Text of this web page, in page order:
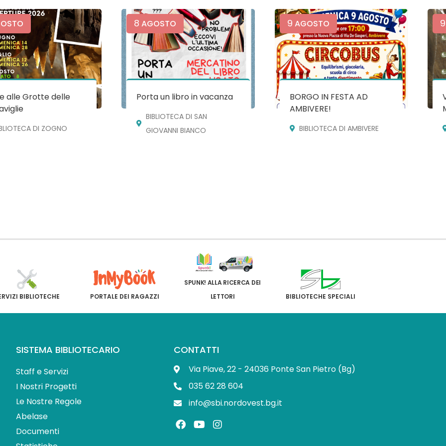
alle Grotte delle
DI ZOGNO
8 AGOSTO
Porta un libro in vacanza
BIBLIOTECA DI SAN
GIOVANNI BIANCO
9 AGOSTO
BORGO IN FESTA AD
AMBIVERE!
BIBLIOTECA DI AMBIVERE
9
BIBLIOTECHE PORTALE DEI RAGAZZI
SPUNK! ALLA RICERCA DEI
LETTORI
BIBLIOTECHE SPECIALI
SISTEMA BIBLIOTECARIO
Staff e Servizi
I Nostri Progetti
Le Nostre Regole
Abelase
Documenti
CONTATTI
Via Piave, 22 - 24036 Ponte San Pietro (Bg)
035 62 28 604
info@sbi.nordovest.bg.it
F
a
Y
o
I
n